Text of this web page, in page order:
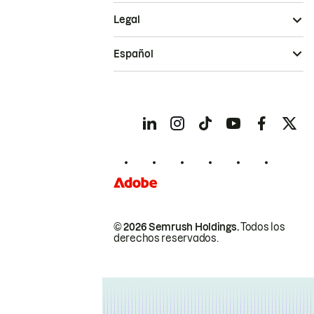
© 2026 Semrush Holdings.Todos los
derechos reservados.
Legal
Español